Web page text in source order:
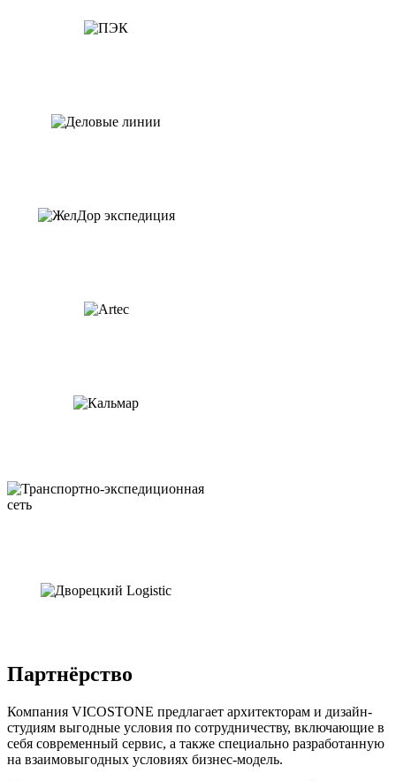
Партнёрство
Компания VICOSTONE предлагает архитекторам и дизайн-
студиям выгодные условия по сотрудничеству, включающие в
себя современный сервис, а также специально разработанную
на взаимовыгодных условиях бизнес-модель.